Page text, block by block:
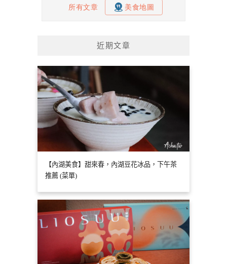
近期文章
【內湖美食】甜來春，內湖豆花冰品，下午茶
推薦 (菜單)